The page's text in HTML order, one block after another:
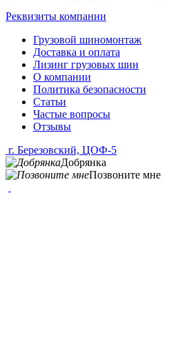
Реквизиты компании
Грузовой шиномонтаж
Доставка и оплата
Лизинг грузовых шин
О компании
Политика безопасности
Статьи
Частые вопросы
Отзывы
г. Березовский, ЦОФ-5
Добрянка
Позвоните мне